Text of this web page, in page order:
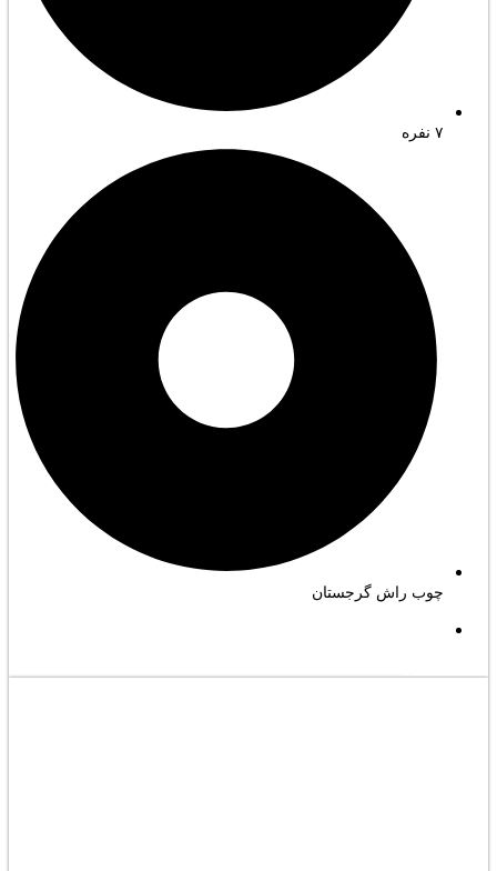
۷ نفره
چوب راش گرجستان